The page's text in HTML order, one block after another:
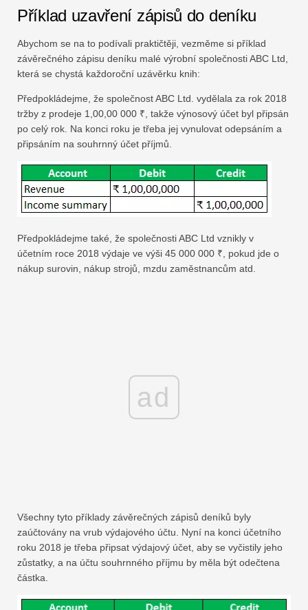
Příklad uzavření zápisů do deníku
Abychom se na to podívali praktičtěji, vezměme si příklad
závěrečného zápisu deníku malé výrobní společnosti ABC Ltd,
která se chystá každoroční uzávěrku knih:
Předpokládejme, že společnost ABC Ltd. vydělala za rok 2018
tržby z prodeje 1,00,00 000 ₹, takže výnosový účet byl připsán
po celý rok. Na konci roku je třeba jej vynulovat odepsáním a
připsáním na souhrnný účet příjmů.
Předpokládejme také, že společnosti ABC Ltd vznikly v
účetním roce 2018 výdaje ve výši 45 000 000 ₹, pokud jde o
nákup surovin, nákup strojů, mzdu zaměstnancům atd.
ad
Všechny tyto příklady závěrečných zápisů deníků byly
zaúčtovány na vrub výdajového účtu. Nyní na konci účetního
roku 2018 je třeba připsat výdajový účet, aby se vyčistily jeho
zůstatky, a na účtu souhrnného příjmu by měla být odečtena
částka.